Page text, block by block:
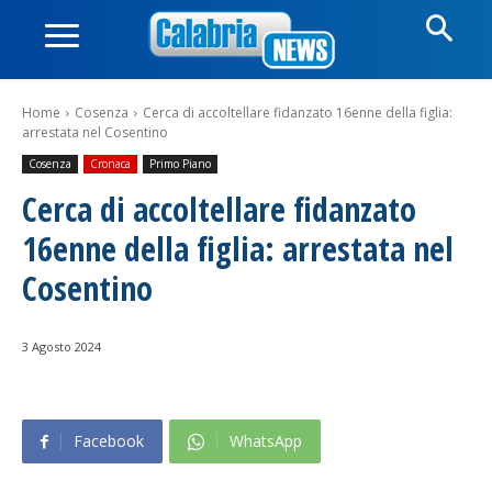
Home Cosenza
Cerca di accoltellare fidanzato 16enne della figlia:
arrestata nel Cosentino
Cosenza Cronaca Primo Piano
Cerca di accoltellare fidanzato
16enne della figlia: arrestata nel
Cosentino
3 Agosto 2024
Facebook WhatsApp